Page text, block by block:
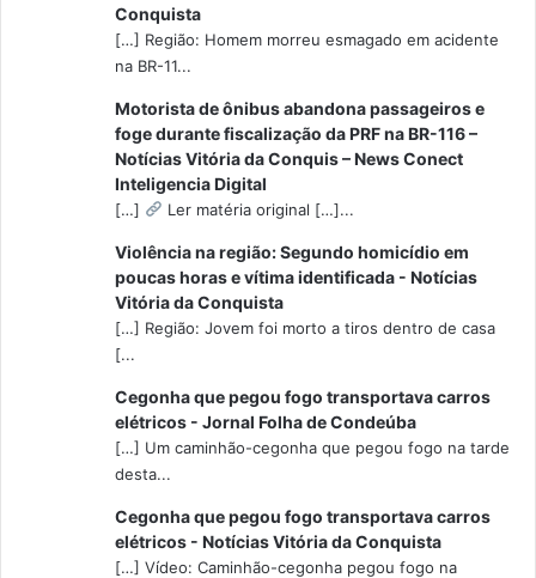
Conquista
[…] Região: Homem morreu esmagado em acidente
na BR-11...
Motorista de ônibus abandona passageiros e
foge durante fiscalização da PRF na BR-116 –
Notícias Vitória da Conquis – News Conect
Inteligencia Digital
[…] Ler matéria original […]...
Violência na região: Segundo homicídio em
poucas horas e vítima identificada - Notícias
Vitória da Conquista
[…] Região: Jovem foi morto a tiros dentro de casa
[...
Cegonha que pegou fogo transportava carros
elétricos - Jornal Folha de Condeúba
[…] Um caminhão-cegonha que pegou fogo na tarde
desta...
Cegonha que pegou fogo transportava carros
elétricos - Notícias Vitória da Conquista
[…] Vídeo: Caminhão-cegonha pegou fogo na